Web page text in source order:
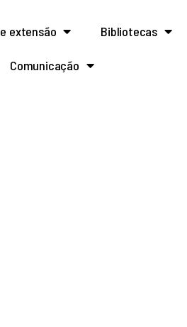
extensão Bibliotecas
Comunicação